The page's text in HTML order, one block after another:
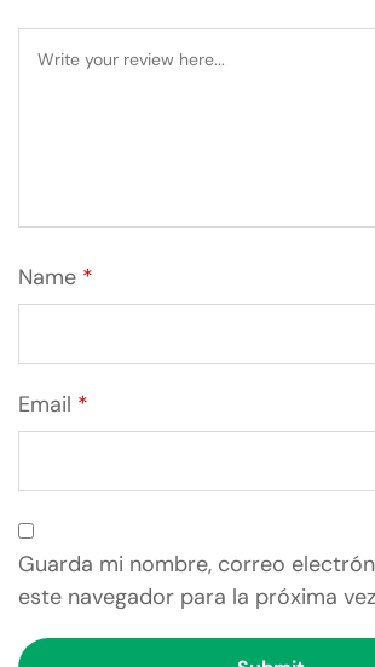
Name *
Email *
Guarda mi nombre, correo
este navegador para la próxima